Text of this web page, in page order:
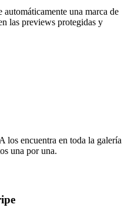
una marca de
las previews protegidas y
los encuentra en toda la galería
una por una.